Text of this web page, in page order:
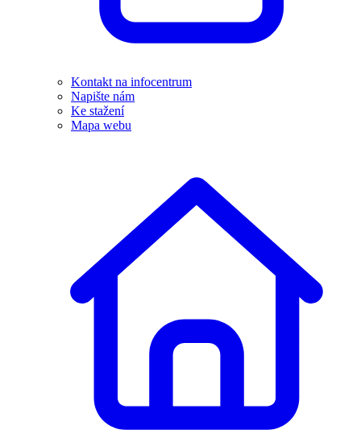
Kontakt na infocentrum
Napište nám
Ke stažení
Mapa webu